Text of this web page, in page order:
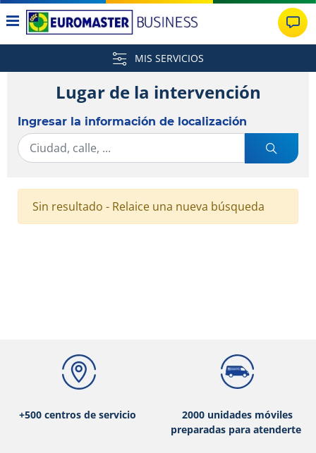
MIS SERVICIOS
Lugar de la intervención
Ingresar la información de localización
Sin resultado - Relaice una nueva búsqueda
+500 centros de servicio
2000 unidades móviles
preparadas para atenderte